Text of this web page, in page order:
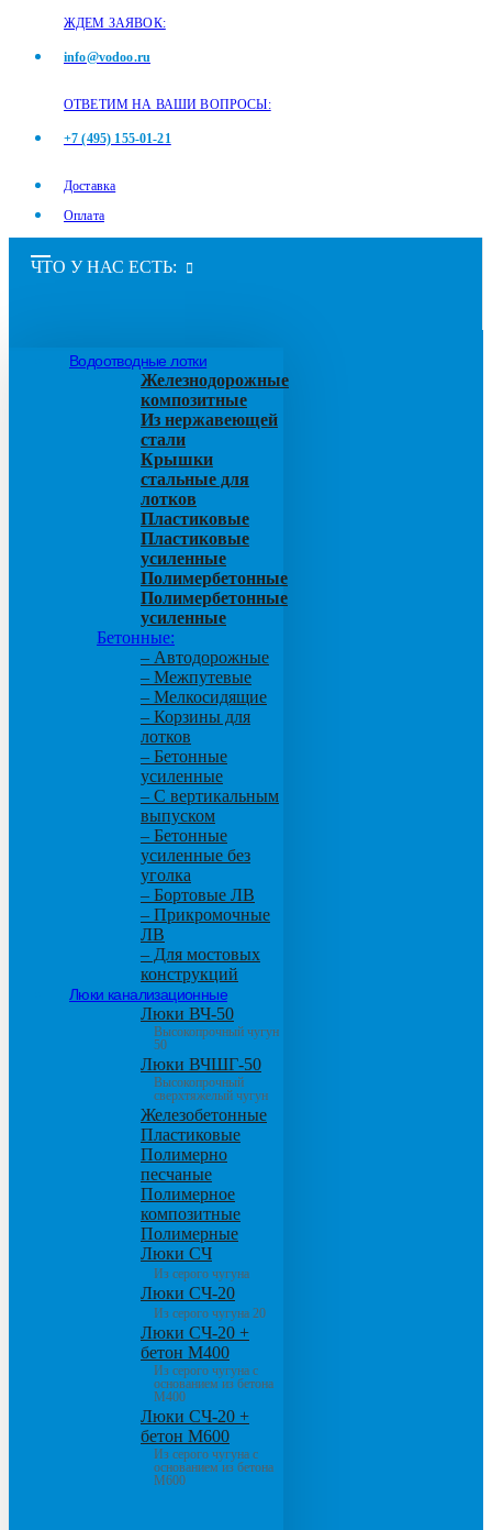
ЖДЕМ ЗАЯВОК:
info@vodoo.ru
ОТВЕТИМ НА ВАШИ ВОПРОСЫ:
+7 (495) 155-01-21
Доставка
Оплата
ЧТО У НАС ЕСТЬ:
Водоотводные лотки
Железнодорожные
композитные
Из нержавеющей
стали
Крышки
стальные для
лотков
Пластиковые
Пластиковые
усиленные
Полимербетонные
Полимербетонные
усиленные
Бетонные:
– Автодорожные
– Межпутевые
– Мелкосидящие
– Корзины для
лотков
– Бетонные
усиленные
– С вертикальным
выпуском
– Бетонные
усиленные без
уголка
– Бортовые ЛВ
– Прикромочные
ЛВ
– Для мостовых
конструкций
Люки канализационные
Люки ВЧ-50
Высокопрочный чугун
50
Люки ВЧШГ-50
Высокопрочный
сверхтяжелый чугун
Железобетонные
Пластиковые
Полимерно
песчаные
Полимерное
композитные
Полимерные
Люки СЧ
Из серого чугуна
Люки СЧ-20
Из серого чугуна 20
Люки СЧ-20 +
бетон М400
Из серого чугуна с
основанием из бетона
М400
Люки СЧ-20 +
бетон М600
Из серого чугуна с
основанием из бетона
М600